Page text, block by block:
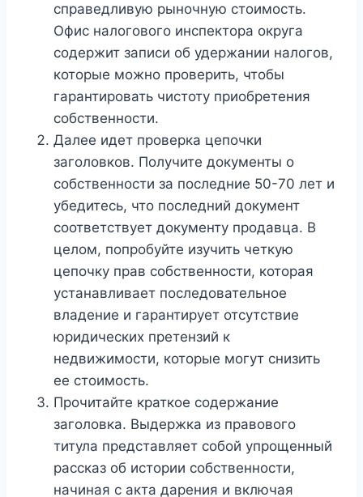
справедливую рыночную стоимость.
Офис налогового инспектора округа
содержит записи об удержании налогов,
которые можно проверить, чтобы
гарантировать чистоту приобретения
собственности.
Далее идет проверка цепочки
заголовков. Получите документы о
собственности за последние 50-70 лет и
убедитесь, что последний документ
соответствует документу продавца. В
целом, попробуйте изучить четкую
цепочку прав собственности, которая
устанавливает последовательное
владение и гарантирует отсутствие
юридических претензий к
недвижимости, которые могут снизить
ее стоимость.
Прочитайте краткое содержание
заголовка. Выдержка из правового
титула представляет собой упрощенный
рассказ об истории собственности,
начиная с акта дарения и включая